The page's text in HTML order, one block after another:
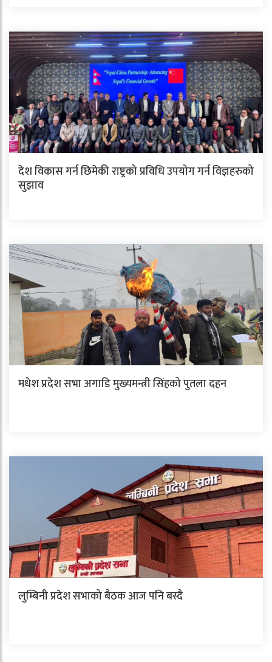
देश विकास गर्न छिमेकी राष्ट्रको प्रविधि उपयोग गर्न विज्ञहरुको
सुझाव
मधेश प्रदेश सभा अगाडि मुख्यमन्त्री सिंहको पुतला दहन
लुम्बिनी प्रदेश सभाको बैठक आज पनि बस्दै